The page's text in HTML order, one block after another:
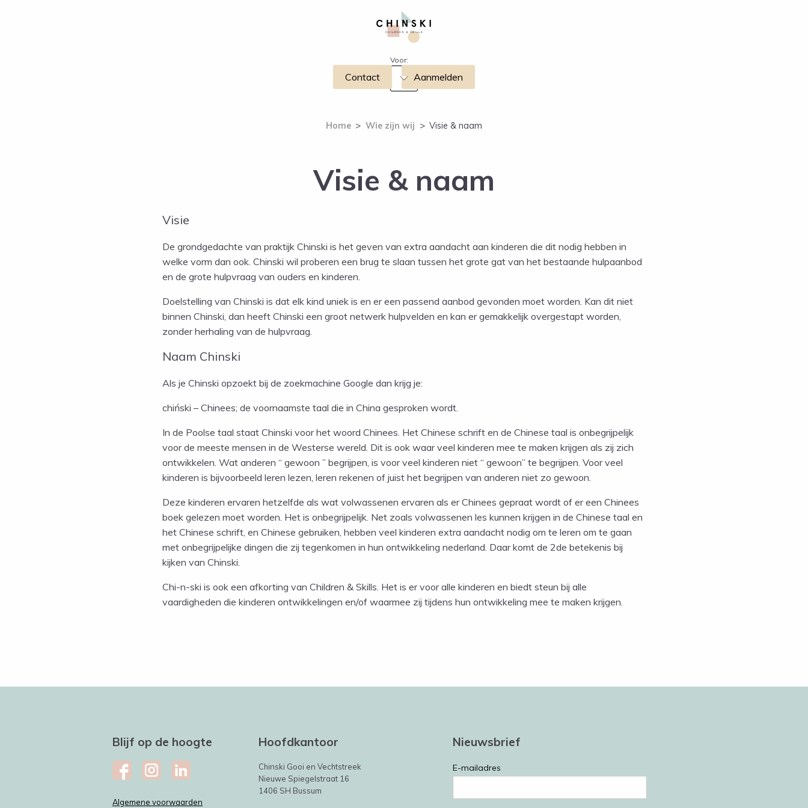
Voor:
Contact Aanmelden
Home > Wie zijn wij > Visie & naam
Visie & naam
Visie
De grondgedachte van praktijk Chinski is het geven van extra aandacht aan kinderen die dit nodig hebben in
welke vorm dan ook. Chinski wil proberen een brug te slaan tussen het grote gat van het bestaande hulpaanbod
en de grote hulpvraag van ouders en kinderen.
Doelstelling van Chinski is dat elk kind uniek is en er een passend aanbod gevonden moet worden. Kan dit niet
binnen Chinski, dan heeft Chinski een groot netwerk hulpvelden en kan er gemakkelijk overgestapt worden,
zonder herhaling van de hulpvraag.
Naam Chinski
Als je Chinski opzoekt bij de zoekmachine Google dan krijg je:
chiński – Chinees; de voornaamste taal die in China gesproken wordt.
In de Poolse taal staat Chinski voor het woord Chinees. Het Chinese schrift en de Chinese taal is onbegrijpelijk
voor de meeste mensen in de Westerse wereld. Dit is ook waar veel kinderen mee te maken krijgen als zij zich
ontwikkelen. Wat anderen “ gewoon ” begrijpen, is voor veel kinderen niet “ gewoon” te begrijpen. Voor veel
kinderen is bijvoorbeeld leren lezen, leren rekenen of juist het begrijpen van anderen niet zo gewoon.
Deze kinderen ervaren hetzelfde als wat volwassenen ervaren als er Chinees gepraat wordt of er een Chinees
boek gelezen moet worden. Het is onbegrijpelijk. Net zoals volwassenen les kunnen krijgen in de Chinese taal en
het Chinese schrift, en Chinese gebruiken, hebben veel kinderen extra aandacht nodig om te leren om te gaan
met onbegrijpelijke dingen die zij tegenkomen in hun ontwikkeling nederland. Daar komt de 2de betekenis bij
kijken van Chinski.
Chi-n-ski is ook een afkorting van Children & Skills. Het is er voor alle kinderen en biedt steun bij alle
vaardigheden die kinderen ontwikkelingen en/of waarmee zij tijdens hun ontwikkeling mee te maken krijgen.
Blijf op de hoogte
Algemene voorwaarden
Hoofdkantoor
Chinski Gooi en Vechtstreek
Nieuwe Spiegelstraat 16
1406 SH Bussum
Nieuwsbrief
E-mailadres